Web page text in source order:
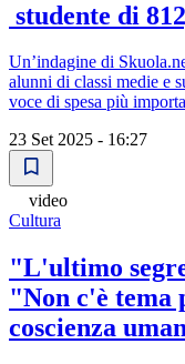
studente di
Un’indagine di
alunni di classi medie e
voce di spesa più
23 Set 2025 - 16:27
video
Cultura
"L'ultimo
"Non c'è tema
coscienza